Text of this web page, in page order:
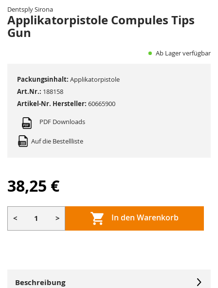
Bildergalerie
springen
Dentsply Sirona
Applikatorpistole Compules Tips
Gun
Ab Lager verfügbar
PDF Downloads
Art.Nr.: 188158
Auf die Bestellliste
Artikel-Nr. Hersteller: 60665900
Packungsinhalt: Applikatorpistole
38,25 €
< > In den Warenkorb
Beschreibung